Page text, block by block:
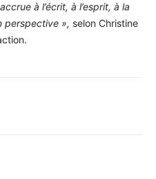
à l’écrit, à l’esprit, à la
perspective », selon Christine